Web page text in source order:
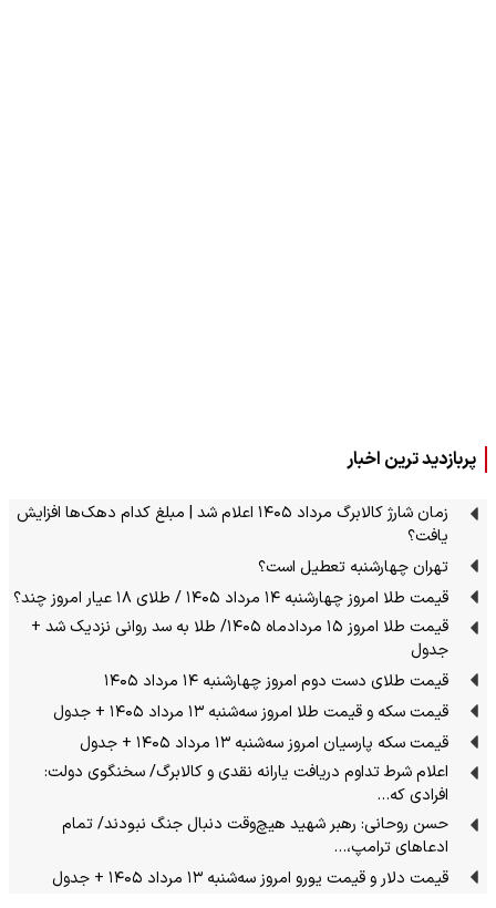
پربازدید ترین اخبار
زمان شارژ کالابرگ مرداد ۱۴۰۵ اعلام شد | مبلغ کدام دهک‌ها افزایش
یافت؟
تهران چهارشنبه تعطیل است؟
قیمت طلا امروز چهارشنبه ۱۴ مرداد ۱۴۰۵ / طلای ۱۸ عیار امروز چند؟
قیمت طلا امروز ۱۵ مردادماه ۱۴۰۵/ طلا به سد روانی نزدیک شد +
جدول
قیمت طلای دست دوم امروز چهارشنبه ۱۴ مرداد ۱۴۰۵
قیمت سکه و قیمت طلا امروز سه‌شنبه ۱۳ مرداد ۱۴۰۵ + جدول
قیمت سکه پارسیان امروز سه‌شنبه ۱۳ مرداد ۱۴۰۵ + جدول
اعلام شرط تداوم دریافت یارانه نقدی و کالابرگ/ سخنگوی دولت:
افرادی که…
حسن روحانی: رهبر شهید هیچ‌وقت دنبال جنگ نبودند/ تمام
ادعاهای ترامپ،…
قیمت دلار و قیمت یورو امروز سه‌شنبه ۱۳ مرداد ۱۴۰۵ + جدول